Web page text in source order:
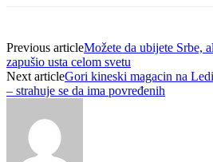
Previous articleMožete da ubijete Srbe,
zapušio usta celom svetu
Next articleGori kineski magacin na
– strahuje se da ima povređenih